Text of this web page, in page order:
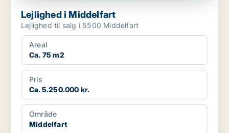
Lejlighed i Middelfart
Lejlighed til salg i 5500 Middelfart
Areal
Ca. 75 m2
Pris
Ca. 5.250.000 kr.
Område
Middelfart